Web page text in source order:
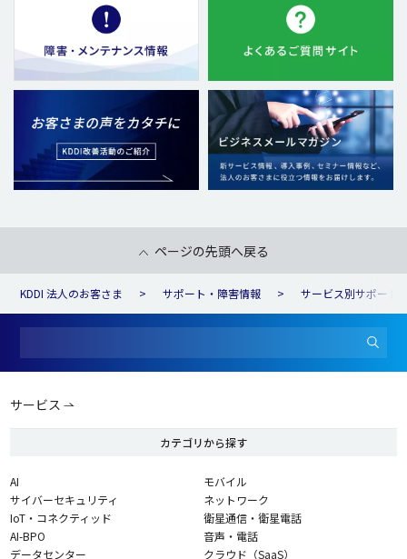
ページの先頭へ戻る
KDDI 法人のお客さま サポート・障害情報 サービス別サポート
サービス
カテゴリから探す
AI
サイバーセキュリティ
IoT・コネクティッド
AI-BPO
データセンター
モバイル
ネットワーク
衛星通信・衛星電話
音声・電話
クラウド（SaaS）